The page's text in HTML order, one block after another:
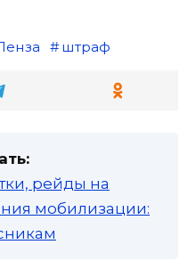
штраф
рейды на
мобилизации: